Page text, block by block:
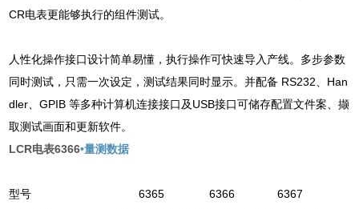
CR电表更能够执行的组件测试。
人性化操作接口设计简单易懂，执行操作可快速导入产线。多步参数
同时测试，只需一次设定，测试结果同时显示。并配备 RS232、Han
dler、GPIB 等多种计算机连接接口及USB接口可储存配置文件案、撷
取测试画面和更新软件。
LCR电表6366•量测数据
型号 6365 6366
6367